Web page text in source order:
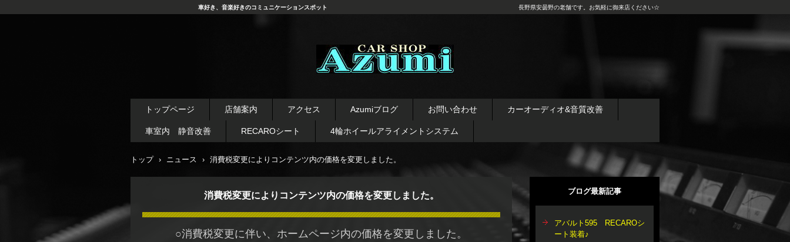
イール デッドニング カーオ
ーディオ レカロシート
車好き、音楽好きのコミュニケーションスポット 長野県安曇野の老舗です。お気軽に御来店ください☆
トップページ 店舗案内 アクセス Azumiブログ お問い合わせ カーオーディオ&音質改善
車室内 静音改善 RECAROシート 4輪ホイールアライメントシステム
トップ › ニュース › 消費税変更によりコンテンツ内の価格を変更しました。
消費税変更によりコンテンツ内の価格を変更しました。
○消費税変更に伴い、ホームページ内の価格を変更しました。
ブログ最新記事
アバルト595 RECAROシ
ート装着♪